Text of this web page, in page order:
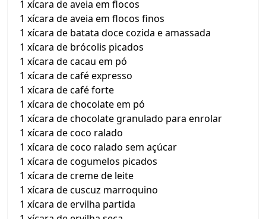
1 xícara de aveia em flocos
1 xícara de aveia em flocos finos
1 xícara de batata doce cozida e amassada
1 xícara de brócolis picados
1 xícara de cacau em pó
1 xícara de café expresso
1 xícara de café forte
1 xícara de chocolate em pó
1 xícara de chocolate granulado para enrolar
1 xícara de coco ralado
1 xícara de coco ralado sem açúcar
1 xícara de cogumelos picados
1 xícara de creme de leite
1 xícara de cuscuz marroquino
1 xícara de ervilha partida